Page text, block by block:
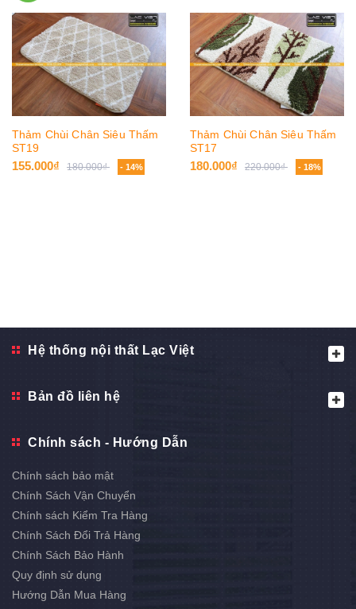
Thảm Chùi Chân Siêu Thấm
ST19
155.000₫ 180.000₫ - 14%
Thảm Chùi Chân Siêu Thấm
ST17
180.000₫ 220.000₫ - 18%
Hệ thống nội thất Lạc Việt
Bản đồ liên hệ
Chính sách - Hướng Dẫn
Chính sách bảo mật
Chính Sách Vận Chuyển
Chính sách Kiểm Tra Hàng
Chính Sách Đổi Trả Hàng
Chính Sách Bảo Hành
Quy định sử dụng
Hướng Dẫn Mua Hàng